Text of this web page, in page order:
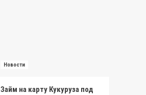
Новости
Займ на карту Кукуруза под